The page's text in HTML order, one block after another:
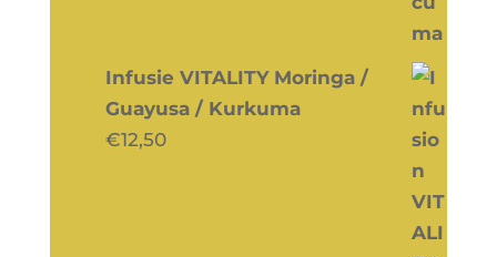
Infusie VITALITY Moringa /
Guayusa / Kurkuma
€12,50